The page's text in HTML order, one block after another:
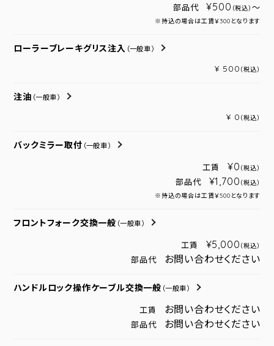
部品代 ¥500 （税込） ～
※持込の場合は工賃￥300となります
ローラーブレーキグリス注入 （一般車）
¥ 500 （税込）
注油 （一般車）
¥ 0 （税込）
バックミラー取付 （一般車）
工賃 ¥0 （税込）
部品代 ¥1,700 （税込）
※持込の場合は工賃￥500となります
フロントフォーク交換一般 （一般車）
工賃 ¥5,000 （税込）
部品代 お問い合わせください
ハンドルロック操作ケーブル交換一般 （一般車）
工賃 お問い合わせください
部品代 お問い合わせください